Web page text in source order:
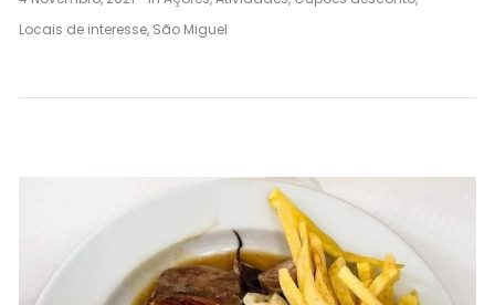
Locais de interesse, São Miguel